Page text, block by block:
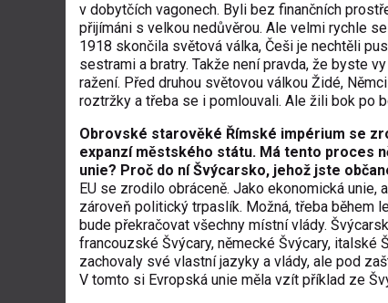
v dobytčích vagonech. Byli bez finančních
přijímáni s velkou nedůvěrou. Ale velmi rychle
1918 skončila světová válka, Češi je nechtěli
sestrami a bratry. Takže není pravda, že byste
ražení. Před druhou světovou válkou Židé,
roztržky a třeba se i pomlouvali. Ale žili bok po
Obrovské starověké Římské impérium se
expanzí městského státu. Má tento proces
unie? Proč do ní Švýcarsko, jehož jste
EU se zrodilo obráceně. Jako ekonomická
zároveň politický trpaslík. Možná, třeba během
bude překračovat všechny místní vlády.
francouzské Švýcary, německé Švýcary, italské
zachovaly své vlastní jazyky a vlády, ale pod
V tomto si Evropská unie měla vzít příklad ze